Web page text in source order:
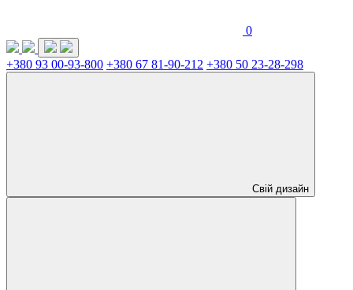
0
+380 93 00-93-800 +380 67 81-90-212 +380 50 23-28-298
Свій дизайн